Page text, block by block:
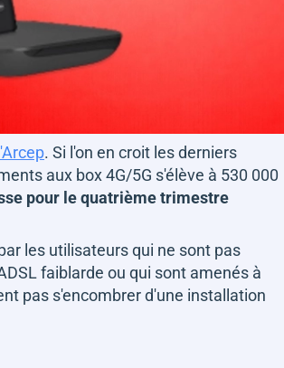
. Si l'on en croit les derniers
aux box 4G/5G s'élève à 530 000
pour le quatrième trimestre
les utilisateurs qui ne sont pas
faiblarde ou qui sont amenés à
pas s'encombrer d'une installation